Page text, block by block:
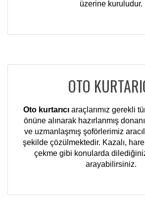
üzerine kuruludur.
OTO
Oto kurtarıcıaraçlarımız gerekli
önüne alınarak hazırlanmış
ve uzmanlaşmış şoförlerimiz
şekilde çözülmektedir. Kazalı,
çekme gibi konularda
arayabilirsiniz.